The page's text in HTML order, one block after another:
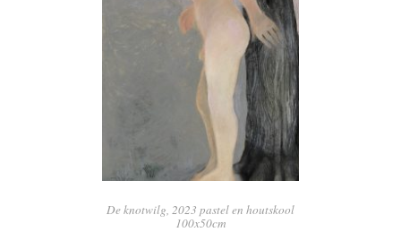
De knotwilg, 2023 pastel en houtskool
100x50cm